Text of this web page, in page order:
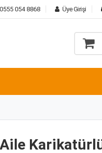
0555 054 8868 Üye Girişi